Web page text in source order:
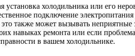
холодильника или его
подключение
также может вызывать
навыках ремонта или если проблема
в вашем холодильнике.